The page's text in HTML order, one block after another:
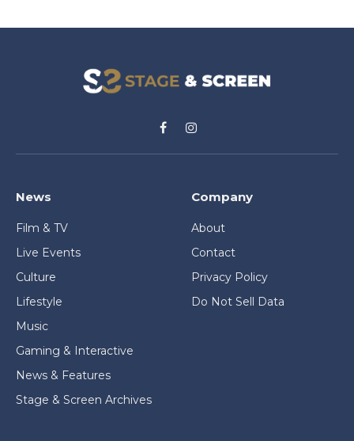
FacebookInstagram
News
Film & TV
Live Events
Culture
Lifestyle
Music
Gaming & Interactive
News & Features
Stage & Screen Archives
Company
About
Contact
Privacy Policy
Do Not Sell Data